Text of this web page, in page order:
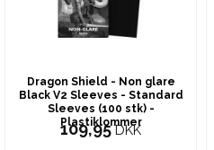
Dragon Shield - Non glare
Black V2 Sleeves - Standard
Sleeves (100 stk) -
Plastiklommer
109,95DKK